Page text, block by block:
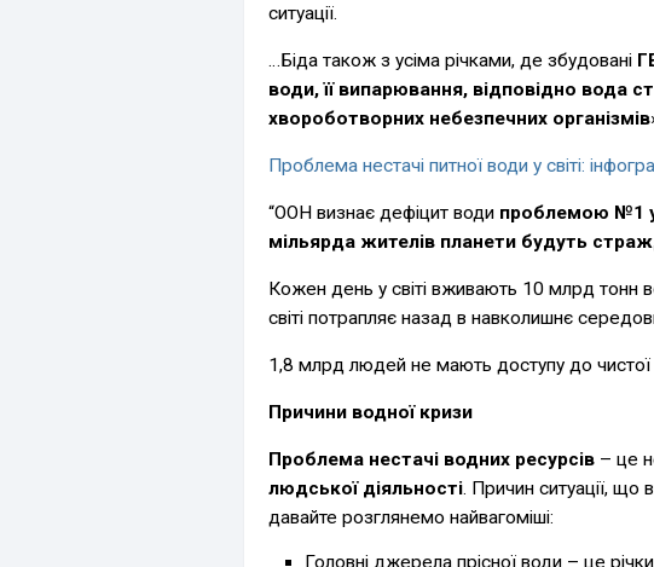
ситуації.
…Біда також з усіма річками, де збудовані
води, її випарювання, відповідно вода
хвороботворних небезпечних організмів
Проблема нестачі питної води у світі:
“ООН визнає дефіцит води проблемою №1 у
мільярда жителів планети будуть
Кожен день у світі вживають 10 млрд тонн
світі потрапляє назад в навколишнє
1,8 млрд людей не мають доступу до чистої
Причини водної кризи
Проблема нестачі водних ресурсів – це
людської діяльності. Причин ситуації, що
давайте розглянемо найвагоміші:
Головні джерела прісної води – це